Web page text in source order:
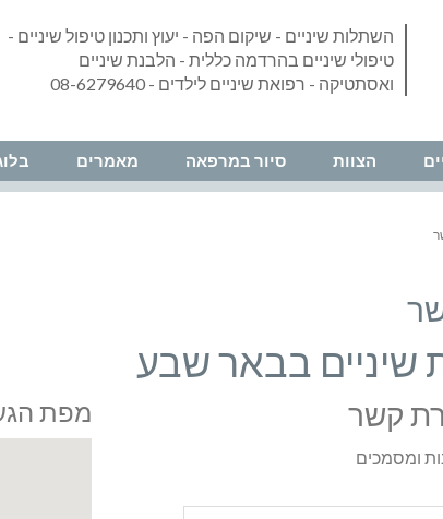
השתלות שיניים - שיקום הפה - יעוץ ותכנון טיפול שיניים -
טיפולי שיניים בהרדמה כללית - הלבנת שיניים
ואסתטיקה - רפואת שיניים לילדים - 08-6279640
הצוות סיור במרפאה מאמרים
שיניים בבאר שבע
קשר
ומסמכים
מפת